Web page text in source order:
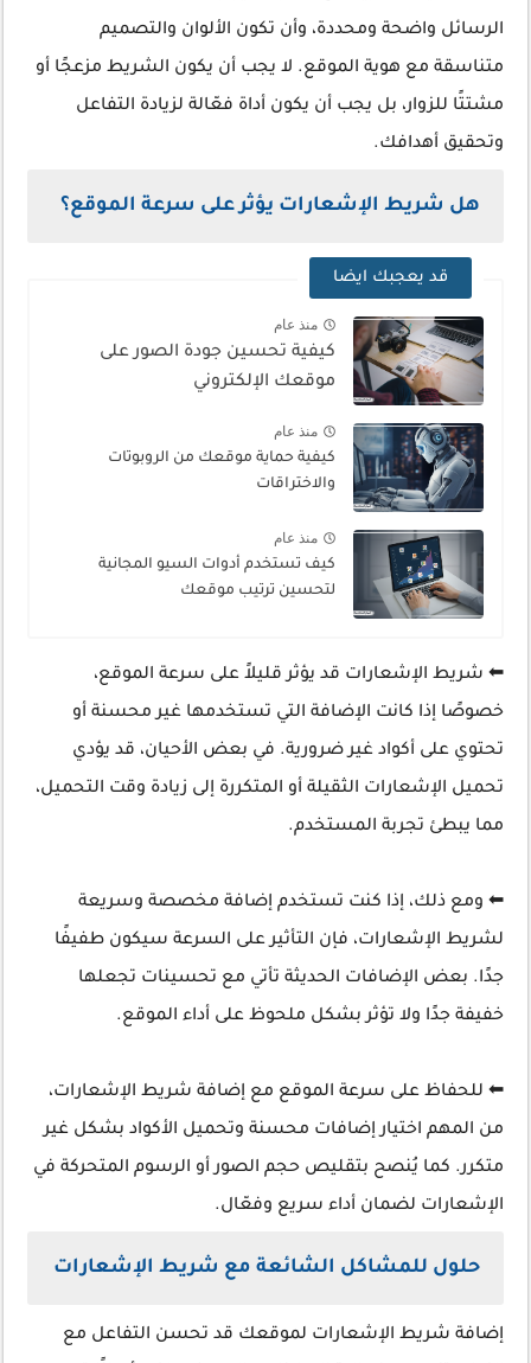
الرسائل واضحة ومحددة، وأن تكون الألوان والتصميم
متناسقة مع هوية الموقع. لا يجب أن يكون الشريط مزعجًا أو
مشتتًا للزوار، بل يجب أن يكون أداة فعّالة لزيادة التفاعل
وتحقيق أهدافك.
هل شريط الإشعارات يؤثر على سرعة الموقع؟
قد يعجبك ايضا
منذ عام
كيفية تحسين جودة الصور على
موقعك الإلكتروني
منذ عام
كيفية حماية موقعك من الروبوتات
والاختراقات
منذ عام
كيف تستخدم أدوات السيو المجانية
لتحسين ترتيب موقعك
⬅ شريط الإشعارات قد يؤثر قليلاً على سرعة الموقع،
خصوصًا إذا كانت الإضافة التي تستخدمها غير محسنة أو
تحتوي على أكواد غير ضرورية. في بعض الأحيان، قد يؤدي
تحميل الإشعارات الثقيلة أو المتكررة إلى زيادة وقت التحميل،
مما يبطئ تجربة المستخدم.
⬅ ومع ذلك، إذا كنت تستخدم إضافة مخصصة وسريعة
لشريط الإشعارات، فإن التأثير على السرعة سيكون طفيفًا
جدًا. بعض الإضافات الحديثة تأتي مع تحسينات تجعلها
خفيفة جدًا ولا تؤثر بشكل ملحوظ على أداء الموقع.
⬅ للحفاظ على سرعة الموقع مع إضافة شريط الإشعارات،
من المهم اختيار إضافات محسنة وتحميل الأكواد بشكل غير
متكرر. كما يُنصح بتقليص حجم الصور أو الرسوم المتحركة في
الإشعارات لضمان أداء سريع وفعّال.
حلول للمشاكل الشائعة مع شريط الإشعارات
إضافة شريط الإشعارات لموقعك قد تحسن التفاعل مع